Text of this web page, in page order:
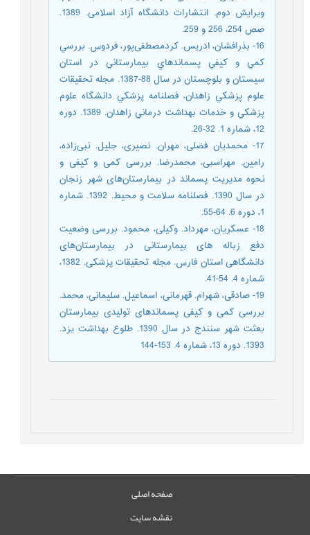
ویرایش دوم. انتشارات دانشگاه آزاد اسلامی. 1389.
صص 254، 256 و 259.
16- بذرافشان، ادریس. کردمصطفی‌پور، فردوس. بررسي
كمي و كيفي پسماندهاي بيمارستاني در استان
سيستان و بلوچستان در سال 88-1387. مجله تحقيقات
علوم پزشكي زاهدان، فصلنامه پزشكي دانشگاه علوم
پزشكي و خدمات بهداشت درماني زاهدان. 1389. دوره
12، شماره 1. 32-26.
17- محمدیان فضلی، مهران. نصیری، جلیل. نبی‌زاده،
رامین. مهراسبی، محمدرضا. بررسی کمی و کيفی و
نحوه مديريت پسماند در بيمارستان‌های شهر زنجان
در سال 1390. فصلنامه سلامت و محیط. 1392. شماره
18- عسکریان، مهرداد. وکیلی، محمود. بررسی وضعیت
دفع زباله های بیمارستانی در بیمارستان‌های
دانشگاهی ‌استان فارس. مجله تحقیقات پزشکی. 1382،
شماره 4. 54-41.
19- صادقی، شهرام. قهرمانی، اسماعیل. سلیمانی، محمد.
بررسی کمی و کيفی پسماندهای توليدی بيمارستان
بعثت شهر سنندج در سال 1390. طلوع بهداشت یزد.
1393. دوره 13، شماره 4. 153-144
صفحه اصلی
نقشه سایت